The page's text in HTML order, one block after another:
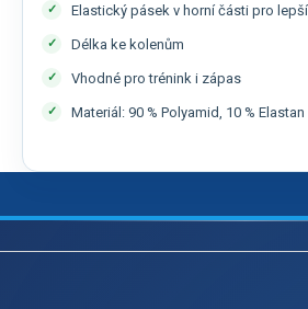
Elastický pásek v horní části pro
Délka ke kolenům
Vhodné pro trénink i zápas
Materiál: 90 % Polyamid, 10 % Elastan
Z